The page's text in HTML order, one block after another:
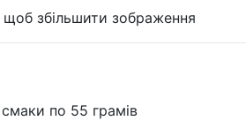
збільшити зображення
по 55 грамів